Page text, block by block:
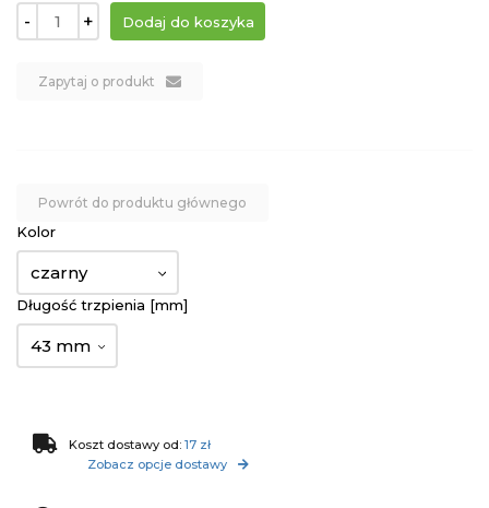
- +
Zapytaj o produkt
Powrót do produktu głównego
Kolor
czarny
Długość trzpienia [mm]
43 mm
Koszt dostawy od: 17 zł
Zobacz opcje dostawy